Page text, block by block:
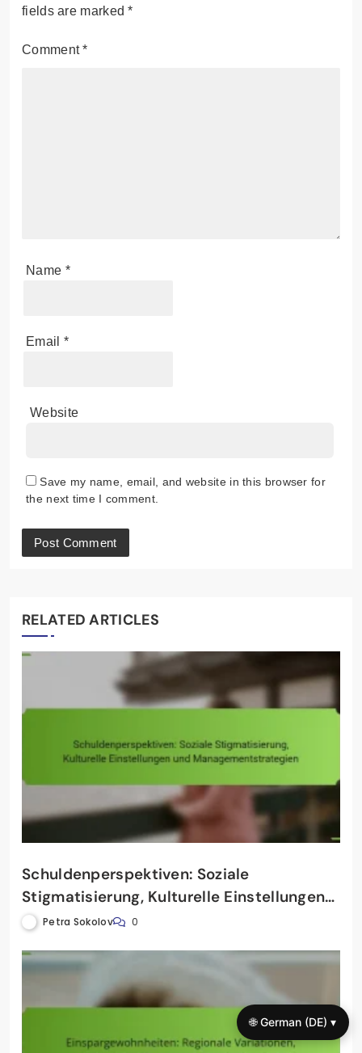
fields are marked*
Comment*
Name *
Email *
Website
Save my name, email, and website in this browser for
the next time I comment.
RELATED ARTICLES
Schuldenperspektiven: Soziale
Stigmatisierung, Kulturelle Einstellungen
und Managementstrategien
Petra Sokolov 0
🌐 German (DE) ▾